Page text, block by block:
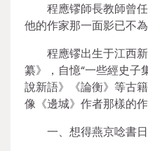
程應镠師長教師曾
他的作家那一面影已不
程應镠出生于江西
纂》，自憶“一些經史子
說新語》《論衡》等古
像《邊城》作者那樣的
一、想得燕京唸書日